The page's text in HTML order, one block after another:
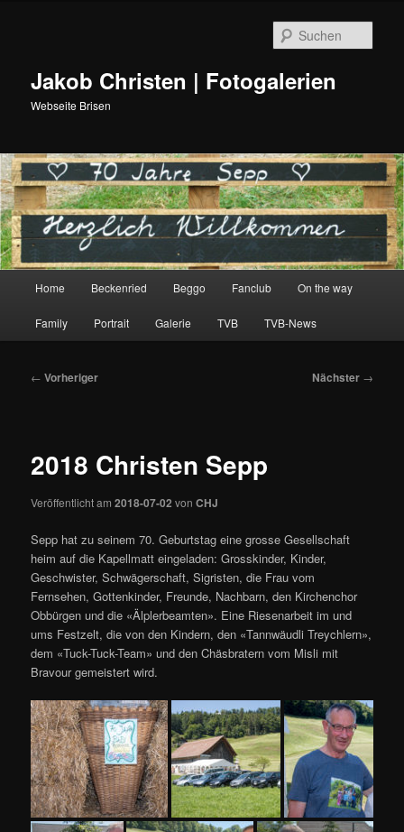
Jakob Christen | Fotogalerien
Webseite Brisen
Zum
primären
Home Beckenried Beggo Fanclub On the way
Family Portrait Galerie TVB TVB-News
Beitragsnavigation
← Vorheriger Nächster →
2018 Christen Sepp
Veröffentlicht am2018-07-02 vonCHJ
Sepp hat zu seinem 70. Geburtstag eine grosse Gesellschaft
heim auf die Kapellmatt eingeladen: Grosskinder, Kinder,
Geschwister, Schwägerschaft, Sigristen, die Frau vom
Fernsehen, Gottenkinder, Freunde, Nachbarn, den Kirchenchor
Obbürgen und die «Älplerbeamten». Eine Riesenarbeit im und
ums Festzelt, die von den Kindern, den «Tannwäudli Treychlern»,
dem «Tuck-Tuck-Team» und den Chäsbratern vom Misli mit
Bravour gemeistert wird.